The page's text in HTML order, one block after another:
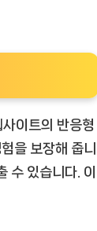
이트의 반응형
을 보장해 줍니
수 있습니다. 이